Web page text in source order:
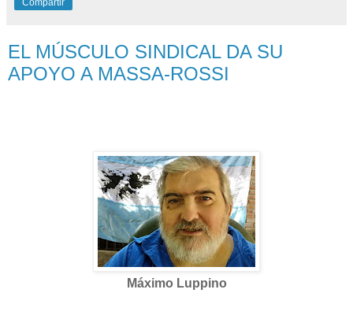
EL MÚSCULO SINDICAL DA SU
APOYO A MASSA-ROSSI
Máximo Luppino